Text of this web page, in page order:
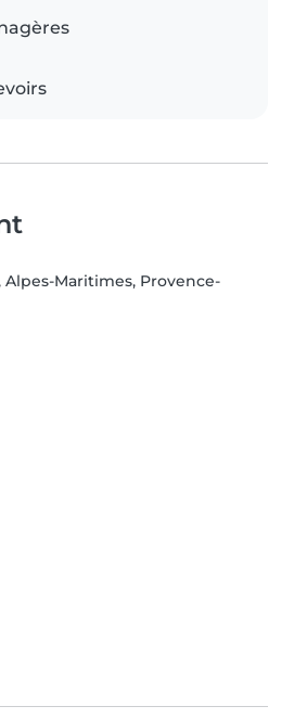
Alpes-Maritimes, Provence-